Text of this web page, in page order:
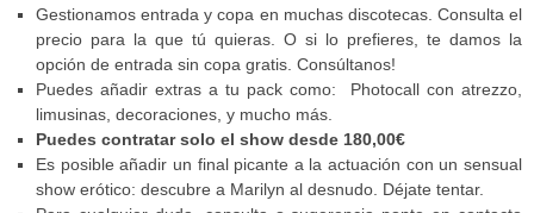
Gestionamos entrada y copa en muchas discotecas. Consulta el
precio para la que tú quieras. O si lo prefieres, te damos la
opción de entrada sin copa gratis. Consúltanos!
Puedes añadir extras a tu pack como: Photocall con atrezzo,
limusinas, decoraciones, y mucho más.
Puedes contratar solo el show desde 180,00€
Es posible añadir un final picante a la actuación con un sensual
show erótico: descubre a Marilyn al desnudo. Déjate tentar.